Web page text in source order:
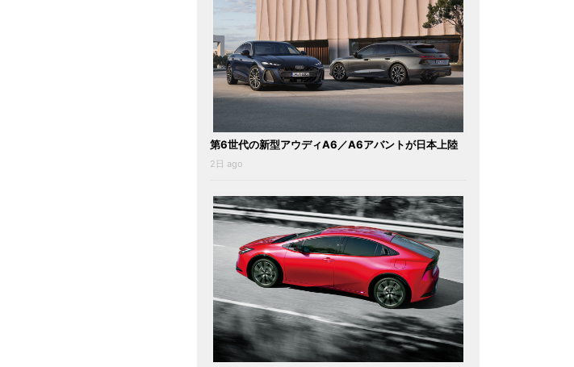
第6世代の新型アウディA6／A6アバントが日本上陸
2日 ago